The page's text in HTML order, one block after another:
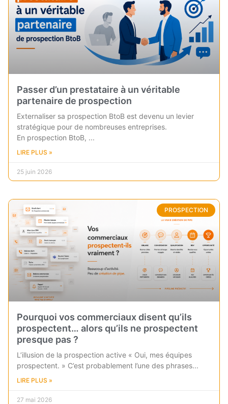
Passer d’un prestataire à un véritable
partenaire de prospection
Externaliser sa prospection BtoB est devenu un levier
stratégique pour de nombreuses entreprises.
En prospection BtoB,
LIRE PLUS »
25 juin 2026
PROSPECTION
Pourquoi vos commerciaux disent qu’ils
prospectent… alors qu’ils ne prospectent
presque pas ?
L’illusion de la prospection active « Oui, mes équipes
prospectent. » C’est probablement l’une des phrases
LIRE PLUS »
27 mai 2026